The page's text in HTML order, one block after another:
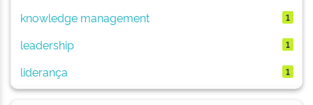
knowledge management 1
leadership 1
liderança 1